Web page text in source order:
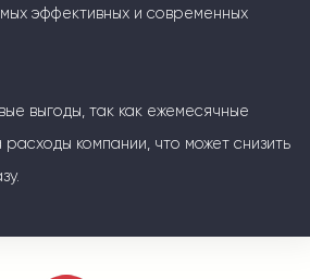
эффективных и современных
выгоды, так как ежемесячные
компании, что может снизить